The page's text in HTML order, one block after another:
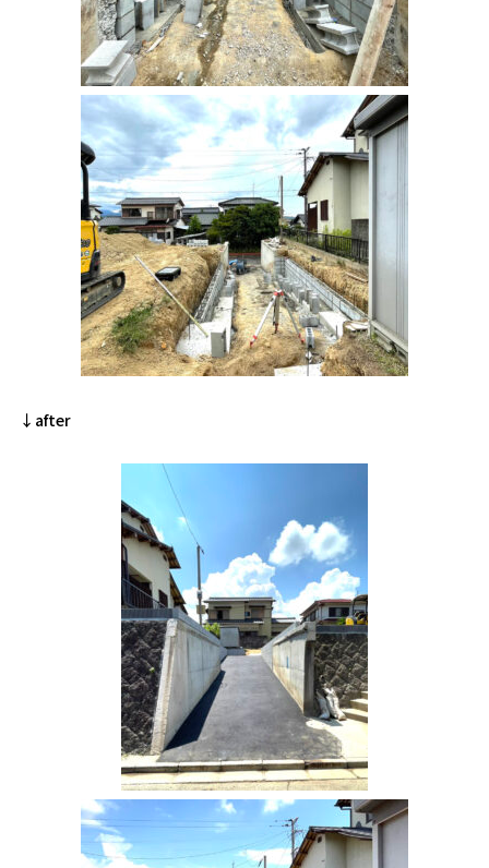
↓after